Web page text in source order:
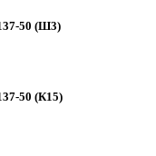
50 (Ш3)
50 (К15)